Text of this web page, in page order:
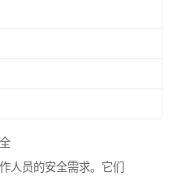
人员的安全需求。它们